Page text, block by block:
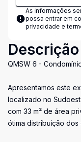
As informações
possa entrar em
privacidade e
Descrição
QMSW 6 -
Apresentamos este
localizado no
com 33 m² de área
ótima distribuição dos